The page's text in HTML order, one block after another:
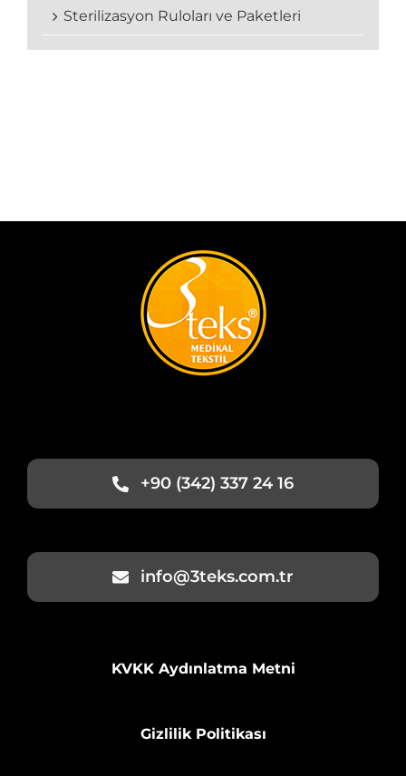
Sterilizasyon Ruloları ve Paketleri
+90 (342) 337 24 16
info@3teks.com.tr
KVKK Aydınlatma Metni
Gizlilik Politikası